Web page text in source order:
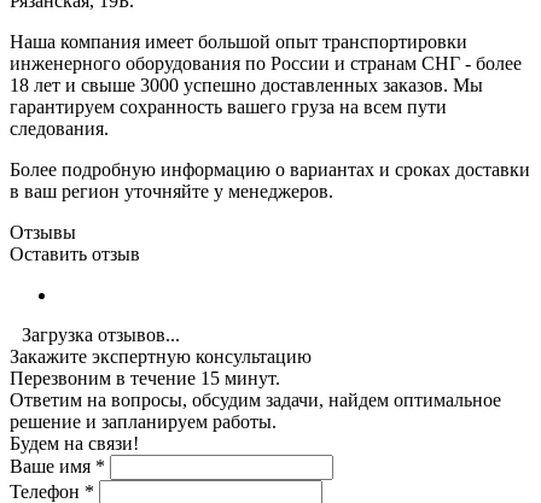
Наша компания имеет большой опыт транспортировки
инженерного оборудования по России и странам СНГ - более
18 лет и свыше 3000 успешно доставленных заказов. Мы
гарантируем сохранность вашего груза на всем пути
следования.
Более подробную информацию о вариантах и сроках доставки
в ваш регион уточняйте у менеджеров.
Отзывы
Оставить отзыв
Загрузка отзывов...
Закажите экспертную консультацию
Перезвоним в течение 15 минут.
Ответим на вопросы, обсудим задачи, найдем оптимальное
решение и запланируем работы.
Будем на связи!
Ваше имя *
Телефон *